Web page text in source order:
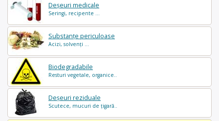
Deșeuri medicale
Seringi, recipente ...
Substanțe periculoase
Acizi, solvenți ...
Biodegradabile
Resturi vegetale, organice..
Deșeuri reziduale
Scutece, mucuri de țigară..